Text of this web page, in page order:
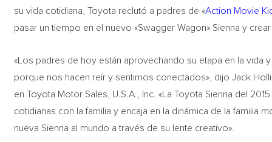
su vida cotidiana, Toyota reclutó a padres de «Action Movie
pasar un tiempo en el nuevo «Swagger Wagon» Sienna y
«Los padres de hoy están aprovechando su etapa en la
porque nos hacen reír y sentirnos conectados», dijo Jack
en Toyota Motor Sales, U.S.A., Inc. «La Toyota Sienna del
cotidianas con la familia y encaja en la dinámica de la familia
nueva Sienna al mundo a través de su lente creativo».